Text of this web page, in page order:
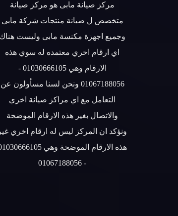
مركز صيانة مابى هو مركز صيانة
متخصص ل صيانة منتجات شركة مابى
وجميع اجهزة مكنسة مابى وليست هناك
اي ارقام اخري معتمده له سوي هذه
الارقام وهي 01030666105 -
01067188056 ونحن لسنا مسأولون عن
التعامل مع اي مراكز صيانة اخري
والاتصال بغير هذه الارقام الموضحة
ونؤكد ان المركز ليس له ارقام اخري غير
هذه الارقام الموضحة وهي
- 01067188056